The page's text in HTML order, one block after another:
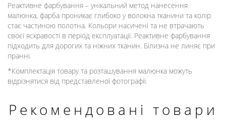
Реактивне фарбування – унікальний метод нанесення
малюнка, фарба проникає глибоко у волокна тканини та колір
стає частиною полотна. Кольори насичені та не втрачають
своєї яскравості в період експлуатації. Реактивне фарбування
підходить для дорогих та ніжних тканин. Білизна не линяє при
пранні.
*Комплектація товару та розташування малюнка можуть
відрізнятися від представленої фотографії.
Рекомендовані товари